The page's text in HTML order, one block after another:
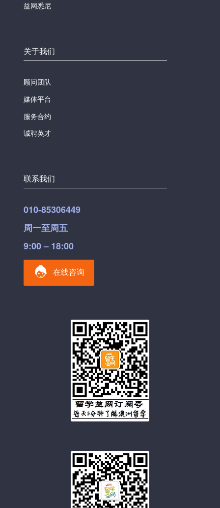
益网悉尼
关于我们
顾问团队
媒体平台
服务合约
诚聘英才
联系我们
010-85306449
周一至周五
9:00 – 18:00
在线咨询